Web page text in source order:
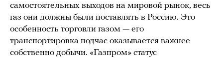
самостоятельных выходов на мировой рынок, весь
газ они должны были поставлять в Россию. Это
особенность торговли газом — его
транспортировка подчас оказывается важнее
собственно добычи. «Газпром» статус